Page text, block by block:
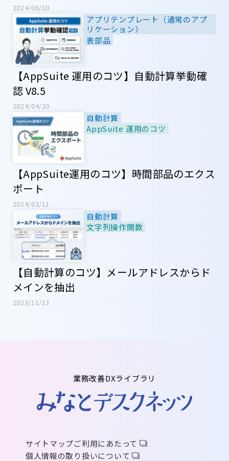
2024/06/10
アプリテンプレート（通常のアプ
リケーション）
表部品
【AppSuite 運用のコツ】自動計算挙動確
認 V8.5
2024/04/30
自動計算
AppSuite 運用のコツ
【AppSuite運用のコツ】時間部品のエクス
ポート
2024/03/11
自動計算
文字列操作関数
【自動計算のコツ】メールアドレスからド
メインを抽出
2023/11/13
業務改善DXライブラリ
サイトマップご利用にあたって
個人情報の取り扱いについて